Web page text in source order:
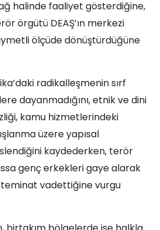
halinde faaliyet gösterdiğine,
örgütü DEAŞ’ın merkezi
ölçüde dönüştürdüğüne
radikalleşmenin sırf
dayanmadığını, etnik ve dini
kamu hizmetlerindeki
üzere yapısal
kaydederken, terör
genç erkekleri gaye alarak
vadettiğine vurgu